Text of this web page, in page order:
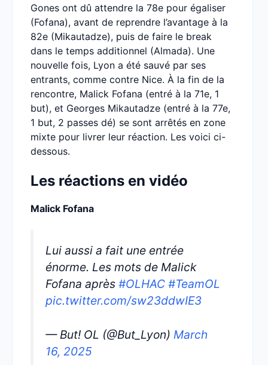
Gones ont dû attendre la 78e pour égaliser
(Fofana), avant de reprendre l’avantage à la
82e (Mikautadze), puis de faire le break
dans le temps additionnel (Almada). Une
nouvelle fois, Lyon a été sauvé par ses
entrants, comme contre Nice. À la fin de la
rencontre, Malick Fofana (entré à la 71e, 1
but), et Georges Mikautadze (entré à la 77e,
1 but, 2 passes dé) se sont arrêtés en zone
mixte pour livrer leur réaction. Les voici ci-
dessous.
Les réactions en vidéo
Malick Fofana
Lui aussi a fait une entrée
énorme. Les mots de Malick
Fofana après #OLHAC #TeamOL
pic.twitter.com/sw23ddwIE3
— But! OL (@But_Lyon) March
16, 2025